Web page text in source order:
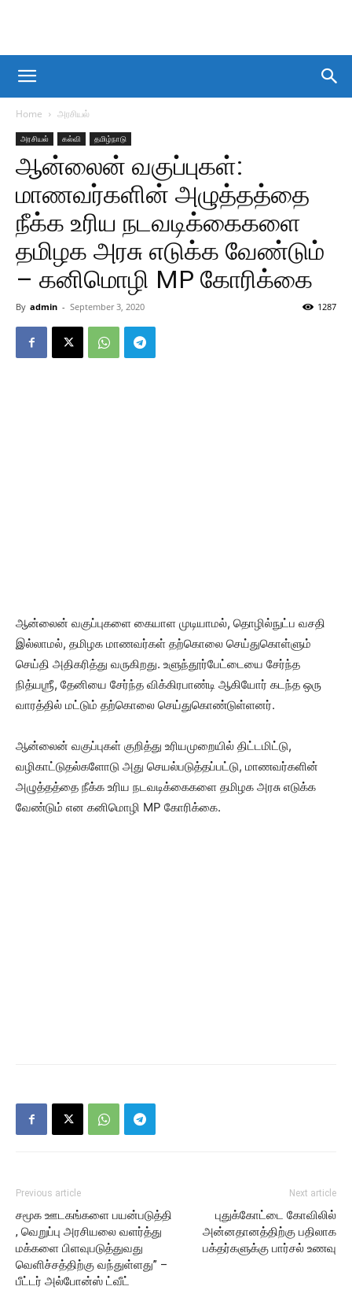
Home அரசியல்
அரசியல் கல்வி தமிழ்நாடு
ஆன்லைன் வகுப்புகள்:
மாணவர்களின் அழுத்தத்தை
நீக்க உரிய நடவடிக்கைகளை
தமிழக அரசு எடுக்க வேண்டும்
– கனிமொழி MP கோரிக்கை
By admin - September 3, 2020 1287
ஆன்லைன் வகுப்புகளை கையாள முடியாமல், தொழில்நுட்ப வசதி
இல்லாமல், தமிழக மாணவர்கள் தற்கொலை செய்துகொள்ளும்
செய்தி அதிகரித்து வருகிறது. உளுந்தூர்பேட்டையை சேர்ந்த
நித்யஶ்ரீ, தேனியை சேர்ந்த விக்கிரபாண்டி ஆகியோர் கடந்த ஒரு
வாரத்தில் மட்டும் தற்கொலை செய்துகொண்டுள்ளனர்.
ஆன்லைன் வகுப்புகள் குறித்து உரியமுறையில் திட்டமிட்டு,
வழிகாட்டுதல்களோடு அது செயல்படுத்தப்பட்டு, மாணவர்களின்
அழுத்தத்தை நீக்க உரிய நடவடிக்கைகளை தமிழக அரசு எடுக்க
வேண்டும் என கனிமொழி MP கோரிக்கை.
Previous article
சமூக ஊடகங்களை பயன்படுத்தி
, வெறுப்பு அரசியலை வளர்த்து
மக்களை பிளவுபடுத்துவது
வெளிச்சத்திற்கு வந்துள்ளது” –
பீட்டர் அல்போன்ஸ் ட்வீட்
Next article
புதுக்கோட்டை கோவிலில்
அன்னதானத்திற்கு பதிலாக
பக்தர்களுக்கு பார்சல் உணவு